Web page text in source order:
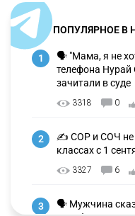
ПОПУЛЯРНОЕ В
1
🗣 "Мама, я не
телефона Нурай
зачитали в суде
3318 0
2
✍️ СОР и СОЧ не
классах с 1
3327 6
3
🗣 Мужчина